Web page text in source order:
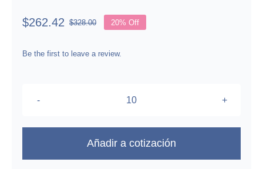
$328.00Original
was:
$262.42
Current
is:
20% Off
Be the first to leave a review.
Portátil,
Añadir a cotización